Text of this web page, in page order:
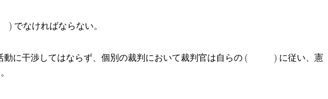
でなければならない。
動に干渉してはならず、個別の裁判において裁判官は自らの
に従い、憲